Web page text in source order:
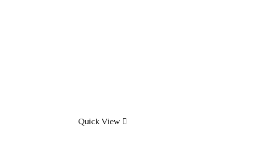
Quick View